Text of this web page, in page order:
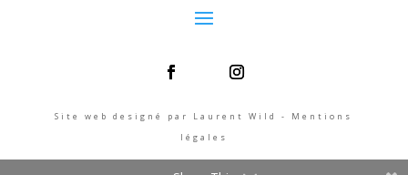
Site web designé par Laurent Wild - Mentions
légales